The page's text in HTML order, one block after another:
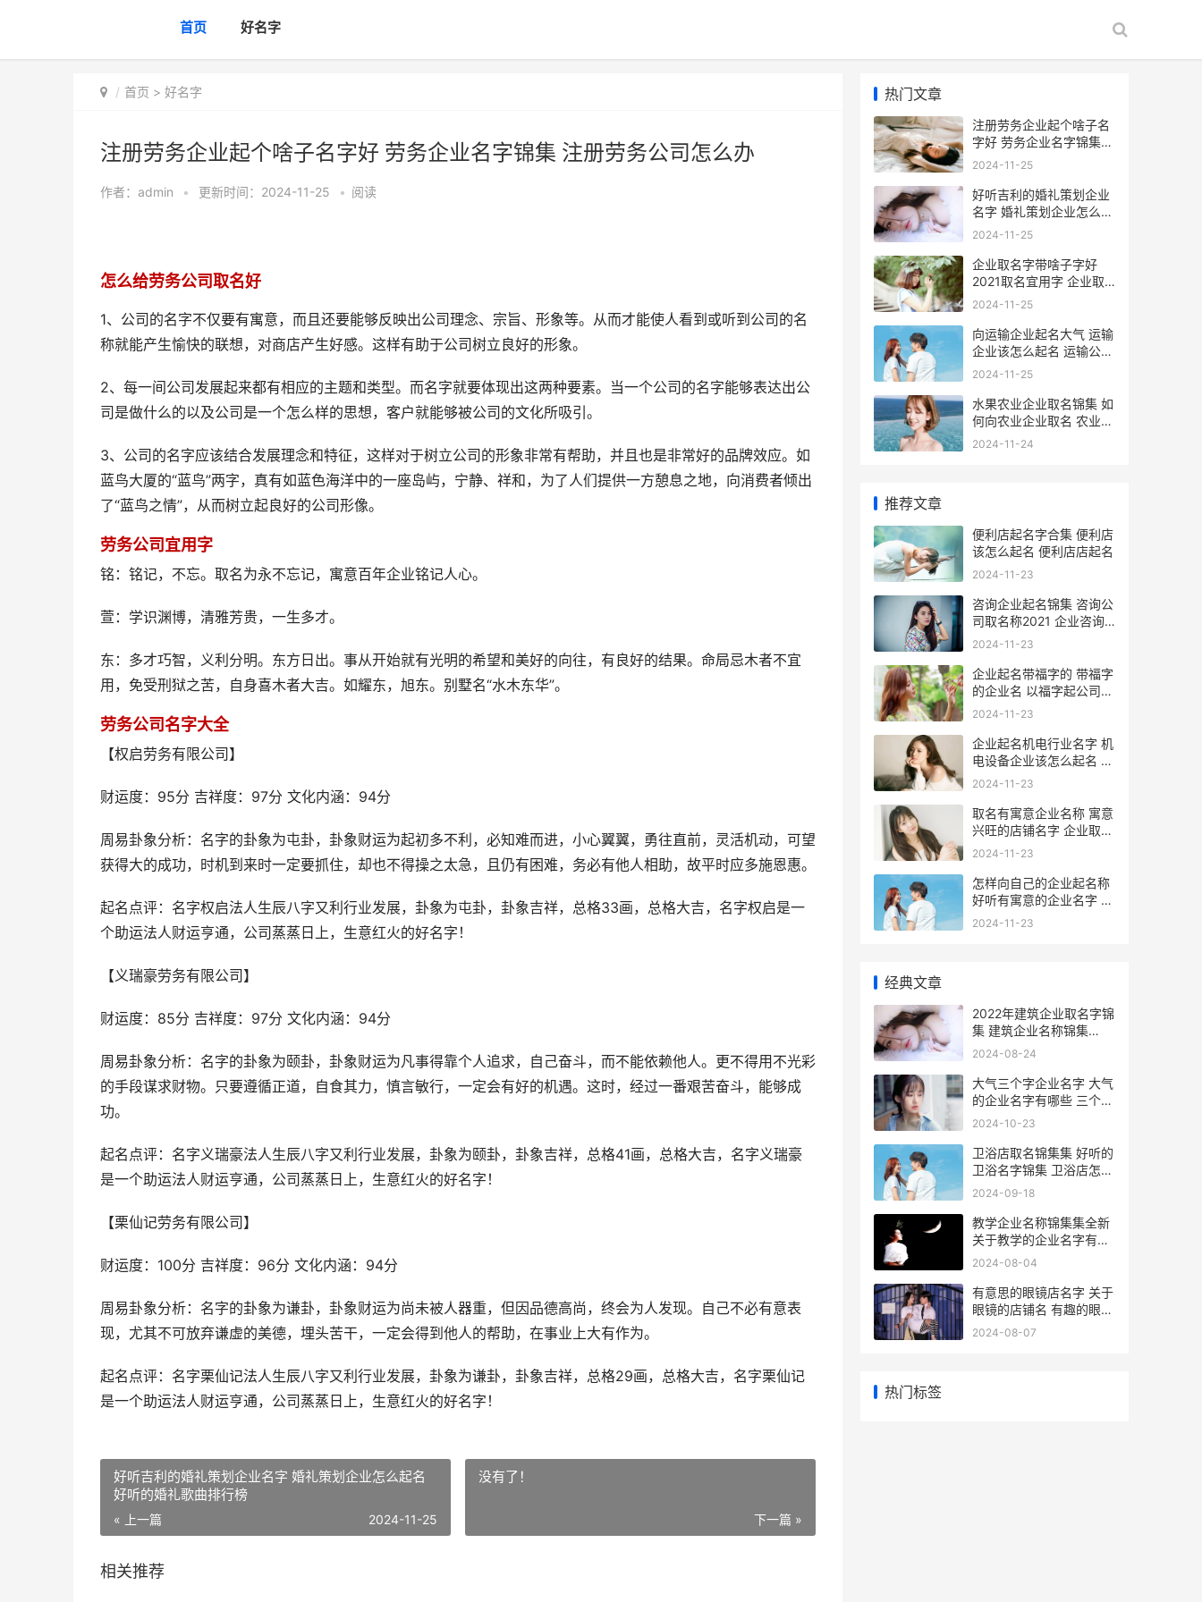
首页 好名字
首页 > 好名字
注册劳务企业起个啥子名字好 劳务企业名字锦集 注册劳务公司怎么办
作者： admin • 更新时间：2024-11-25 • 阅读
怎么给劳务公司取名好
1、公司的名字不仅要有寓意，而且还要能够反映出公司理念、宗旨、形象等。从而才能使人看到或听到公司的名
称就能产生愉快的联想，对商店产生好感。这样有助于公司树立良好的形象。
2、每一间公司发展起来都有相应的主题和类型。而名字就要体现出这两种要素。当一个公司的名字能够表达出公
司是做什么的以及公司是一个怎么样的思想，客户就能够被公司的文化所吸引。
3、公司的名字应该结合发展理念和特征，这样对于树立公司的形象非常有帮助，并且也是非常好的品牌效应。如
蓝鸟大厦的“蓝鸟”两字，真有如蓝色海洋中的一座岛屿，宁静、祥和，为了人们提供一方憩息之地，向消费者倾出
了“蓝鸟之情”，从而树立起良好的公司形像。
劳务公司宜用字
铭：铭记，不忘。取名为永不忘记，寓意百年企业铭记人心。
萱：学识渊博，清雅芳贵，一生多才。
东：多才巧智，义利分明。东方日出。事从开始就有光明的希望和美好的向往，有良好的结果。命局忌木者不宜
用，免受刑狱之苦，自身喜木者大吉。如耀东，旭东。别墅名“水木东华”。
劳务公司名字大全
【权启劳务有限公司】
财运度：95分 吉祥度：97分 文化内涵：94分
周易卦象分析：名字的卦象为屯卦，卦象财运为起初多不利，必知难而进，小心翼翼，勇往直前，灵活机动，可望
获得大的成功，时机到来时一定要抓住，却也不得操之太急，且仍有困难，务必有他人相助，故平时应多施恩惠。
起名点评：名字权启法人生辰八字又利行业发展，卦象为屯卦，卦象吉祥，总格33画，总格大吉，名字权启是一
个助运法人财运亨通，公司蒸蒸日上，生意红火的好名字！
【义瑞豪劳务有限公司】
财运度：85分 吉祥度：97分 文化内涵：94分
周易卦象分析：名字的卦象为颐卦，卦象财运为凡事得靠个人追求，自己奋斗，而不能依赖他人。更不得用不光彩
的手段谋求财物。只要遵循正道，自食其力，慎言敏行，一定会有好的机遇。这时，经过一番艰苦奋斗，能够成
功。
起名点评：名字义瑞豪法人生辰八字又利行业发展，卦象为颐卦，卦象吉祥，总格41画，总格大吉，名字义瑞豪
是一个助运法人财运亨通，公司蒸蒸日上，生意红火的好名字！
【栗仙记劳务有限公司】
财运度：100分 吉祥度：96分 文化内涵：94分
周易卦象分析：名字的卦象为谦卦，卦象财运为尚未被人器重，但因品德高尚，终会为人发现。自己不必有意表
现，尤其不可放弃谦虚的美德，埋头苦干，一定会得到他人的帮助，在事业上大有作为。
起名点评：名字栗仙记法人生辰八字又利行业发展，卦象为谦卦，卦象吉祥，总格29画，总格大吉，名字栗仙记
是一个助运法人财运亨通，公司蒸蒸日上，生意红火的好名字！
好听吉利的婚礼策划企业名字 婚礼策划企业怎么起名
好听的婚礼歌曲排行榜
« 上一篇 2024-11-25
没有了！
下一篇 »
相关推荐
热门文章
注册劳务企业起个啥子名
字好 劳务企业名字锦集
注册劳务公司怎么办
2024-11-25
好听吉利的婚礼策划企业
名字 婚礼策划企业怎么起
名 好听的婚礼歌曲排行榜
2024-11-25
企业取名字带啥子字好
2021取名宜用字 企业取
名字大全字哪些字比较好
2024-11-25
向运输企业起名大气 运输
企业该怎么起名 运输公司
名称起名大全免费
2024-11-25
水果农业企业取名锦集 如
何向农业企业取名 农业水
果公司起名大全
2024-11-24
推荐文章
便利店起名字合集 便利店
该怎么起名 便利店店起名
2024-11-23
咨询企业起名锦集 咨询公
司取名称2021 企业咨询
公司名称
2024-11-23
企业起名带福字的 带福字
的企业名 以福字起公司名
义
2024-11-23
企业起名机电行业名字 机
电设备企业该怎么起名 机
电产品公司起名
2024-11-23
取名有寓意企业名称 寓意
兴旺的店铺名字 企业取名
寓意好的字
2024-11-23
怎样向自己的企业起名称
好听有寓意的企业名字 怎
样向自己的企业借钱
2024-11-23
经典文章
2022年建筑企业取名字锦
集 建筑企业名称锦集
2022年建筑企业资质新标
2024-08-24
大气三个字企业名字 大气
的企业名字有哪些 三个字
大气聚财的公司
2024-10-23
卫浴店取名锦集集 好听的
卫浴名字锦集 卫浴店怎么
取名
2024-09-18
教学企业名称锦集集全新
关于教学的企业名字有哪
些 关于教育企业的名字
2024-08-04
有意思的眼镜店名字 关于
眼镜的店铺名 有趣的眼镜
店店名
2024-08-07
热门标签